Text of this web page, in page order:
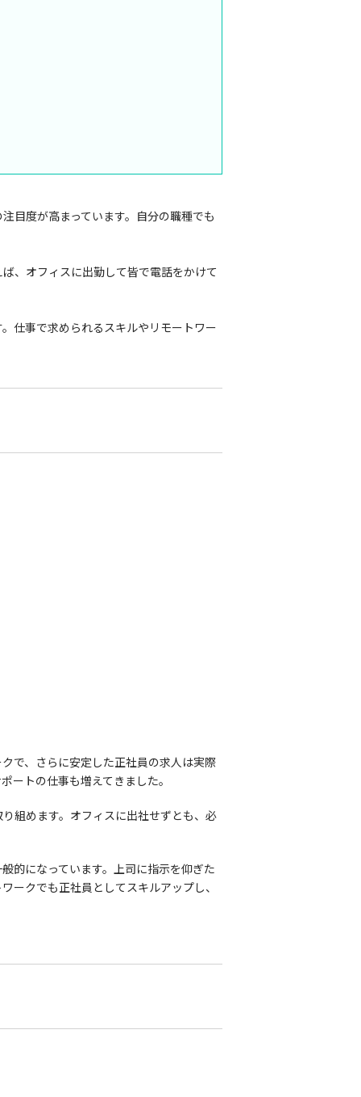
目度が高まっています。自分の職種でも
、オフィスに出勤して皆で電話をかけて
仕事で求められるスキルやリモートワー
で、さらに安定した正社員の求人は実際
ートの仕事も増えてきました。
組めます。オフィスに出社せずとも、必
的になっています。上司に指示を仰ぎた
ークでも正社員としてスキルアップし、